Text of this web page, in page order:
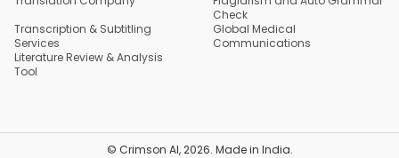
Check
Transcription & Subtitling
Services
Global Medical
Communications
Literature Review & Analysis
Tool
© Crimson AI,2026. Made in India.